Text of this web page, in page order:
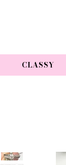
CLASSY